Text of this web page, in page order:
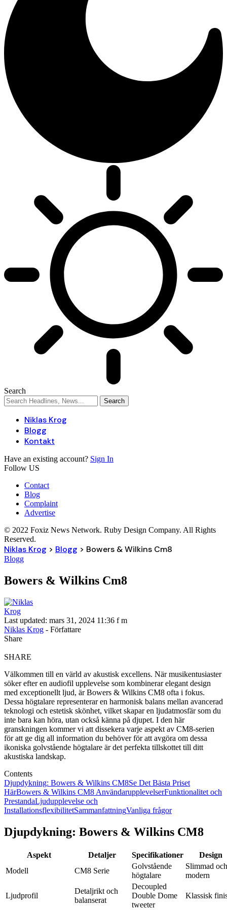
Search
Niklas Krog
Blogg
Kontakt
Have an existing account? Sign In
Follow US
Contact
Blog
Complaint
Advertise
© 2022 Foxiz News Network. Ruby Design Company. All Rights
Reserved.
Niklas Krog > Blogg > Bowers & Wilkins Cm8
Blogg
Bowers & Wilkins Cm8
Last updated: mars 31, 2024 11:36 f m
Niklas Krog - Författare
Share
SHARE
Välkommen till en värld av akustisk excellens. När musikentusiaster
söker efter en audiofil upplevelse som kombinerar elegant design
med exceptionellt ljud, är Bowers & Wilkins CM8 ofta i fokus.
Dessa högtalare representerar en harmonisk balans mellan avancerad
teknologi och estetisk skönhet, vilket skapar en ljudatmosfär som du
inte bara kan höra, utan också känna på djupet. I den här
granskningen kommer vi att dissekera varje aspekt av CM8-serien
för att ge dig all information du behöver för att avgöra om dessa
ikoniska golvstående högtalare är det perfekta tillskottet till ditt
akustiska landskap.
Contents
Djupdykning: Bowers & Wilkins CM8Se Det Bästa Priset
HärBowers & Wilkins CM8 AnvändarupplevelserFunktionalitet och
PrestandaLjudupplevelse och
InstallationsflexibilitetSammanfattningVanliga frågor
Djupdykning: Bowers & Wilkins CM8
Aspekt Detaljer Specifikationer
Design
Modell
CM8 Serie
Golvstående
högtalare
Slimmad och
modern
Ljudprofil
Detaljrikt och
balanserat
Decoupled
Double Dome
tweeter
Klassisk